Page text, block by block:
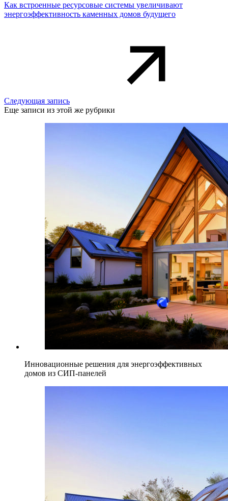
Как встроенные ресурсовые системы увеличивают
энергоэффективность каменных домов будущего
Следующая запись
Еще записи из этой же рубрики
Инновационные решения для энергоэффективных
домов из СИП-панелей